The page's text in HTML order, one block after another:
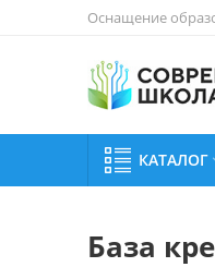
Оснащение
КАТАЛОГ
База